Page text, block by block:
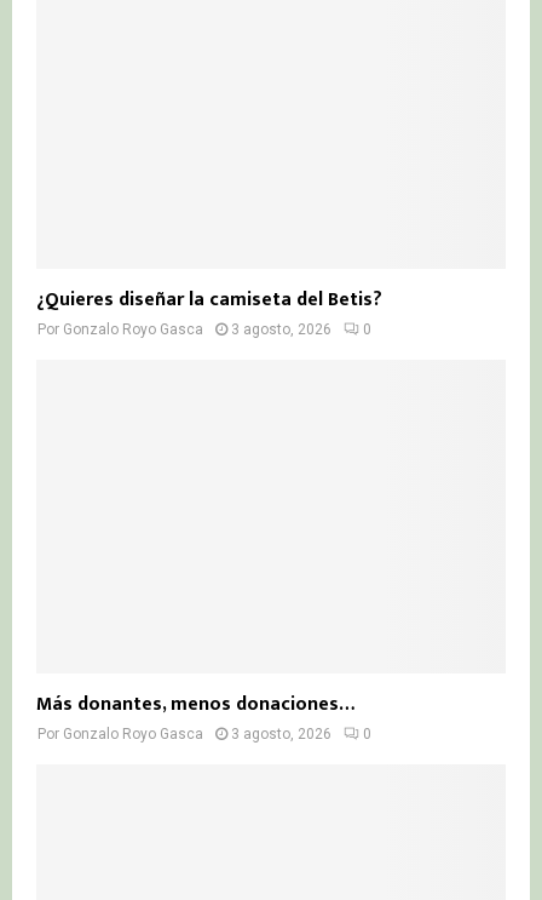
¿Quieres diseñar la camiseta del Betis?
Por Gonzalo Royo Gasca 3 agosto, 2026 0
Más donantes, menos donaciones…
Por Gonzalo Royo Gasca 3 agosto, 2026 0